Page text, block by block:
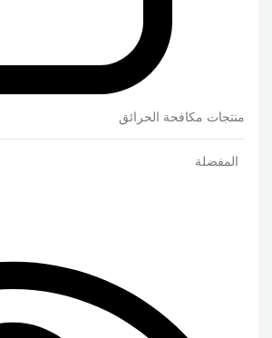
منتجات مكافحة الحرائق
المفضلة